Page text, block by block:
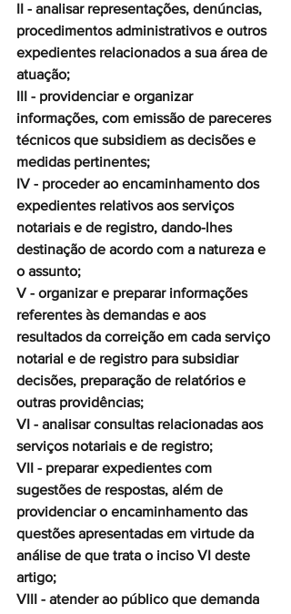
II - analisar representações, denúncias,
procedimentos administrativos e outros
expedientes relacionados a sua área de
atuação;
III - providenciar e organizar
informações, com emissão de pareceres
técnicos que subsidiem as decisões e
medidas pertinentes;
IV - proceder ao encaminhamento dos
expedientes relativos aos serviços
notariais e de registro, dando-lhes
destinação de acordo com a natureza e
o assunto;
V - organizar e preparar informações
referentes às demandas e aos
resultados da correição em cada serviço
notarial e de registro para subsidiar
decisões, preparação de relatórios e
outras providências;
VI - analisar consultas relacionadas aos
serviços notariais e de registro;
VII - preparar expedientes com
sugestões de respostas, além de
providenciar o encaminhamento das
questões apresentadas em virtude da
análise de que trata o inciso VI deste
artigo;
VIII - atender ao público que demanda